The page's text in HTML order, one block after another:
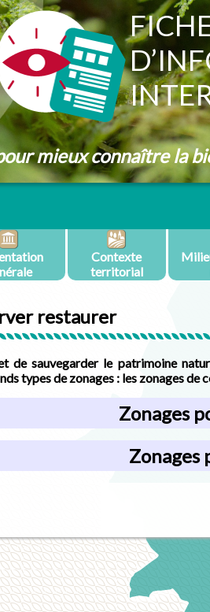
mieux connaître la
Contexte
territorial
restaurer
de sauvegarder le patrimoine
types de zonages : les zonages de
Zonages
Zonages